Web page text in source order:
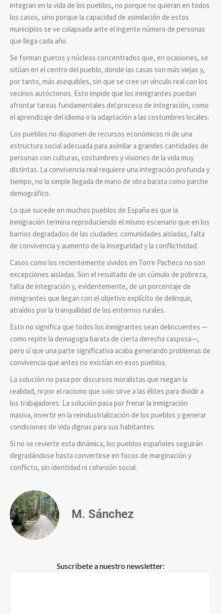
integran en la vida de los pueblos, no porque no quieran en todos
los casos, sino porque la capacidad de asimilación de estos
municipios se ve colapsada ante el ingente número de personas
que llega cada año.
Se forman guetos y núcleos concentrados que, en ocasiones, se
sitúan en el centro del pueblo, donde las casas son más viejas y,
por tanto, más asequibles, sin que se cree un vínculo real con los
vecinos autóctonos. Esto impide que los inmigrantes puedan
afrontar tareas fundamentales del proceso de integración, como
el aprendizaje del idioma o la adaptación a las costumbres locales.
Los pueblos no disponen de recursos económicos ni de una
estructura social adecuada para asimilar a grandes cantidades de
personas con culturas, costumbres y visiones de la vida muy
distintas. La convivencia real requiere una integración profunda y
tiempo, no la simple llegada de mano de obra barata como parche
demográfico.
Lo que sucede en muchos pueblos de España es que la
inmigración termina reproduciendo el mismo escenario que en los
barrios degradados de las ciudades: comunidades aisladas, falta
de convivencia y aumento de la inseguridad y la conflictividad.
Casos como los recientemente vividos en Torre Pacheco no son
excepciones aisladas. Son el resultado de un cúmulo de pobreza,
falta de integración y, evidentemente, de un porcentaje de
inmigrantes que llegan con el objetivo explícito de delinquir,
atraídos por la tranquilidad de los entornos rurales.
Esto no significa que todos los inmigrantes sean delincuentes —
como repite la demagogia barata de cierta derecha casposa—,
pero sí que una parte significativa acaba generando problemas de
convivencia que antes no existían en esos pueblos.
La solución no pasa por discursos moralistas que niegan la
realidad, ni por el racismo que solo sirve a las élites para dividir a
los trabajadores. La solución pasa por frenar la inmigración
masiva, invertir en la reindustrialización de los pueblos y generar
condiciones de vida dignas para sus habitantes.
Si no se revierte esta dinámica, los pueblos españoles seguirán
degradándose hasta convertirse en focos de marginación y
conflicto, sin identidad ni cohesión social.
M. Sánchez
Suscríbete a nuestro newsletter: